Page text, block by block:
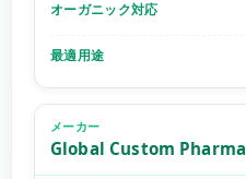
Global Custom Pharma